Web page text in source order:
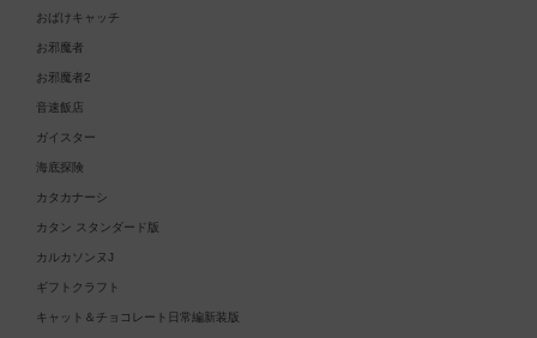
おばけキャッチ
お邪魔者
お邪魔者2
音速飯店
ガイスター
海底探険
カタカナーシ
カタン スタンダード版
カルカソンヌJ
ギフトクラフト
キャット＆チョコレート日常編新装版